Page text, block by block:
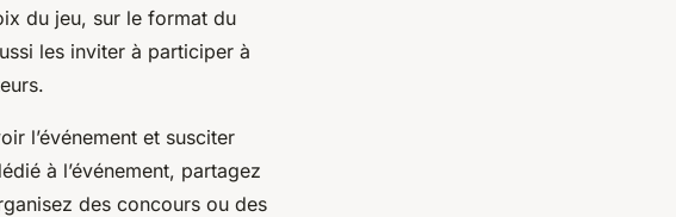
du jeu, sur le format du
les inviter à participer à
l’événement et susciter
à l’événement, partagez
des concours ou des